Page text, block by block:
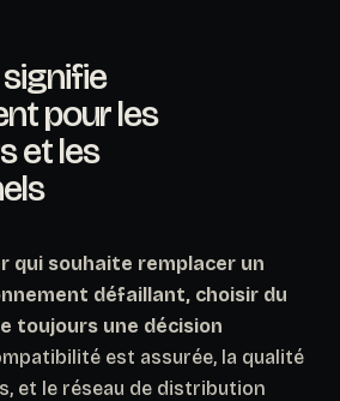
pour les
et les
qui souhaite remplacer un
défaillant, choisir du
toujours une décision
est assurée, la qualité
et le réseau de distribution